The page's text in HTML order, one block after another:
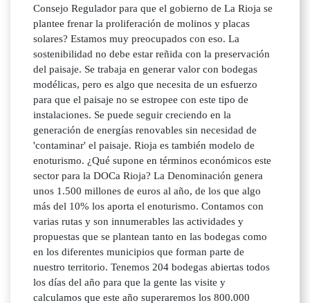
Consejo Regulador para que el gobierno de La Rioja se
plantee frenar la proliferación de molinos y placas
solares? Estamos muy preocupados con eso. La
sostenibilidad no debe estar reñida con la preservación
del paisaje. Se trabaja en generar valor con bodegas
modélicas, pero es algo que necesita de un esfuerzo
para que el paisaje no se estropee con este tipo de
instalaciones. Se puede seguir creciendo en la
generación de energías renovables sin necesidad de
'contaminar' el paisaje. Rioja es también modelo de
enoturismo. ¿Qué supone en términos económicos este
sector para la DOCa Rioja? La Denominación genera
unos 1.500 millones de euros al año, de los que algo
más del 10% los aporta el enoturismo. Contamos con
varias rutas y son innumerables las actividades y
propuestas que se plantean tanto en las bodegas como
en los diferentes municipios que forman parte de
nuestro territorio. Tenemos 204 bodegas abiertas todos
los días del año para que la gente las visite y
calculamos que este año superaremos los 800.000